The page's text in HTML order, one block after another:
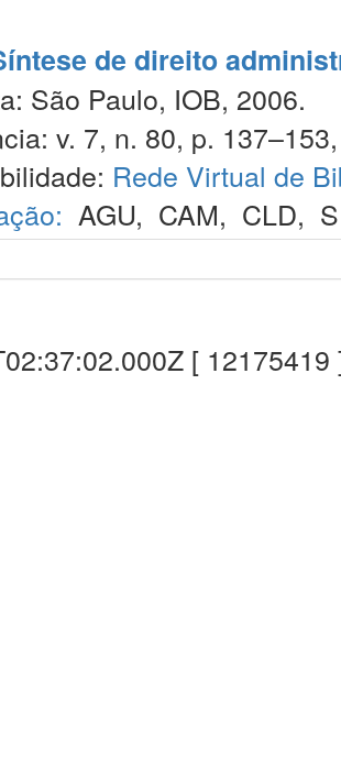
de direito
São Paulo, IOB, 2006.
v. 7, n. 80, p.
Rede Virtual de
AGU, CAM, CLD,
[ 12175419